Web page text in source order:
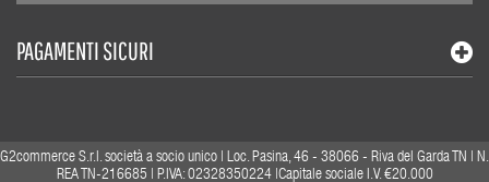
PAGAMENTI SICURI
G2commerce S.r.l. società a socio unico | Loc. Pasina, 46 - 38066 - Riva del Garda TN | N.
REA TN-216685 | P.IVA: 02328350224 |Capitale sociale I.V. €20.000